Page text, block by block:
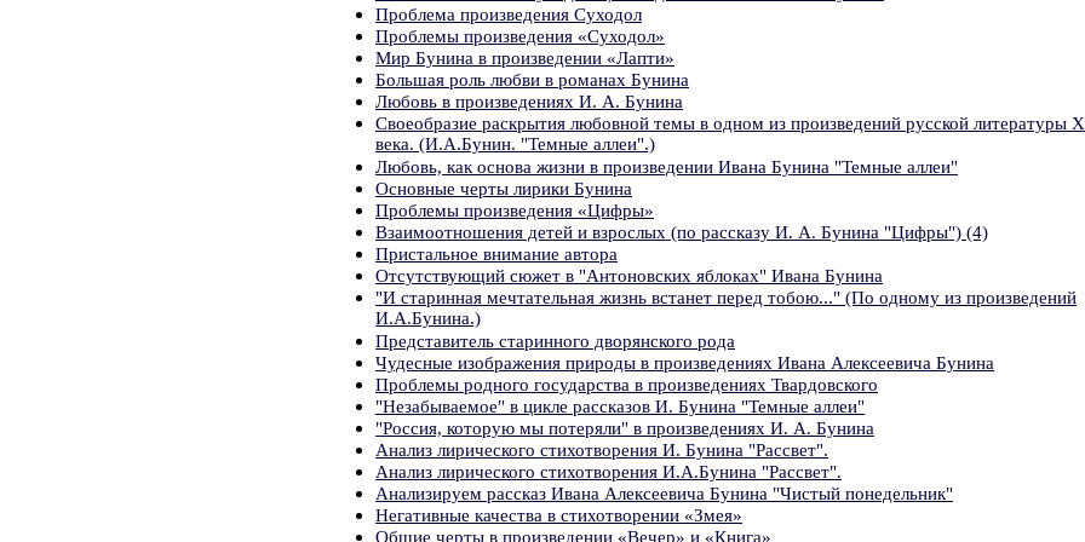
Проблема произведения Суходол
Проблемы произведения «Суходол»
Мир Бунина в произведении «Лапти»
Большая роль любви в романах Бунина
Любовь в произведениях И. А. Бунина
Своеобразие раскрытия любовной темы в одном из произведений русской литературы
века. (И.А.Бунин. "Темные аллеи".)
Любовь, как основа жизни в произведении Ивана Бунина "Темные аллеи"
Основные черты лирики Бунина
Проблемы произведения «Цифры»
Взаимоотношения детей и взрослых (по рассказу И. А. Бунина "Цифры") (4)
Пристальное внимание автора
Отсутствующий сюжет в "Антоновских яблоках" Ивана Бунина
"И старинная мечтательная жизнь встанет перед тобою..." (По одному из произведений
И.А.Бунина.)
Представитель старинного дворянского рода
Чудесные изображения природы в произведениях Ивана Алексеевича Бунина
Проблемы родного государства в произведениях Твардовского
"Незабываемое" в цикле рассказов И. Бунина "Темные аллеи"
"Россия, которую мы потеряли" в произведениях И. А. Бунина
Анализ лирического стихотворения И. Бунина "Рассвет".
Анализ лирического стихотворения И.А.Бунина "Рассвет".
Анализируем рассказ Ивана Алексеевича Бунина "Чистый понедельник"
Негативные качества в стихотворении «Змея»
Общие черты в произведении «Вечер» и «Книга»